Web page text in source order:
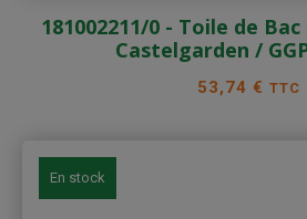
181002211/0 - Toile de
Castelgarden /
Prix
53,74 € TTC
En stock